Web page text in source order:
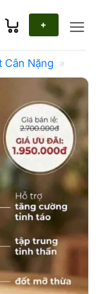
+
Cân Nặng »